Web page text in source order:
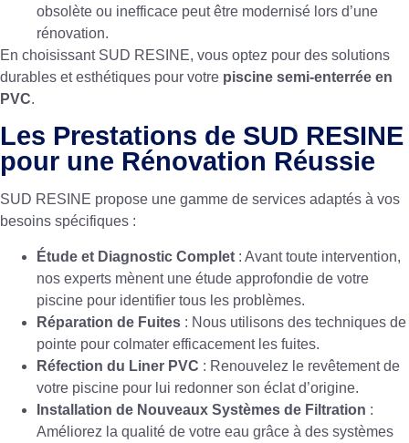
obsolète ou inefficace peut être modernisé lors d’une
rénovation.
En choisissant SUD RESINE, vous optez pour des solutions
durables et esthétiques pour votre piscine semi-enterrée en
PVC.
Les Prestations de SUD RESINE
pour une Rénovation Réussie
SUD RESINE propose une gamme de services adaptés à vos
besoins spécifiques :
Étude et Diagnostic Complet : Avant toute intervention,
nos experts mènent une étude approfondie de votre
piscine pour identifier tous les problèmes.
Réparation de Fuites : Nous utilisons des techniques de
pointe pour colmater efficacement les fuites.
Réfection du Liner PVC : Renouvelez le revêtement de
votre piscine pour lui redonner son éclat d’origine.
Installation de Nouveaux Systèmes de Filtration :
Améliorez la qualité de votre eau grâce à des systèmes